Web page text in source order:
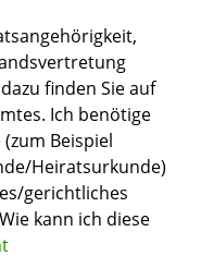
finden Sie auf
Ich benötige
Beispiel
Heiratsurkunde)
gerichtliches
kann ich diese